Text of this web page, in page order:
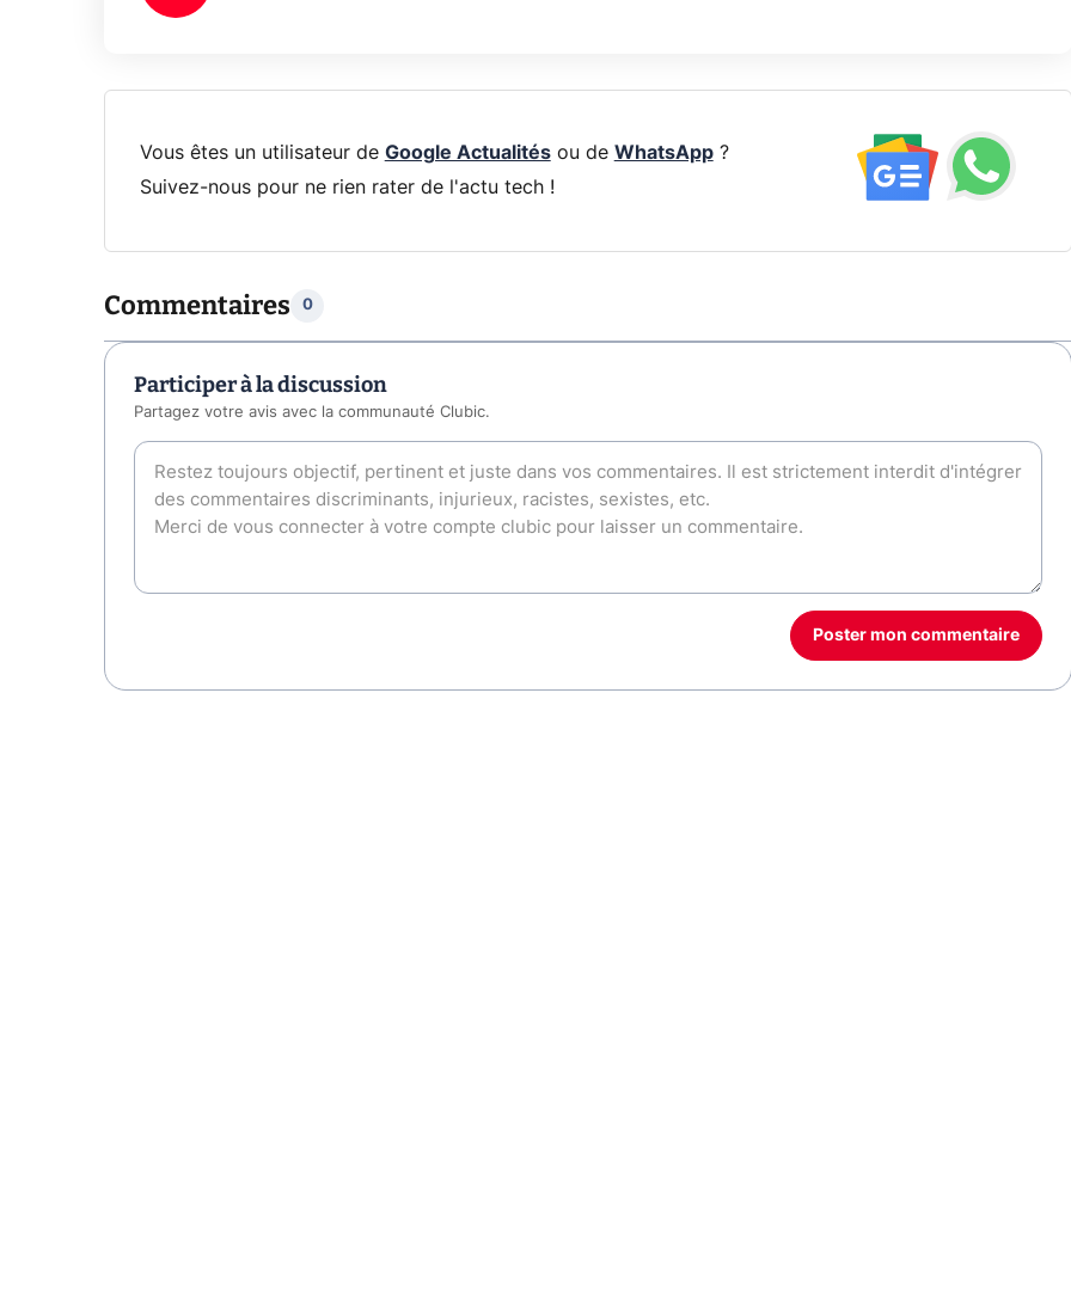
Vous êtes un utilisateur de Google Actualitésou de WhatsApp?
Suivez-nous pour ne rien rater de l'actu tech !
Commentaires 0
Participer à la discussion
Partagez votre avis avec la communauté Clubic.
Poster mon commentaire